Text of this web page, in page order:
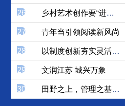
26 乡村艺术创作要“进心窝”更...
27 青年当引领阅读新风尚
28 以制度创新夯实灵活就业群体...
29 文润江苏 城兴万象
30 田野之上，管理之基：调查研...